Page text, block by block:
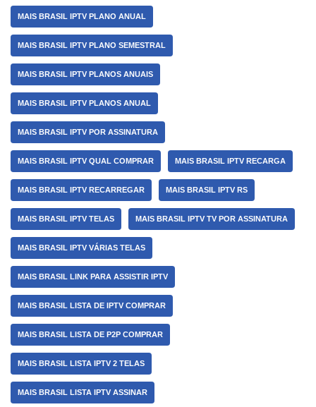
MAIS BRASIL IPTV PLANO ANUAL
MAIS BRASIL IPTV PLANO SEMESTRAL
MAIS BRASIL IPTV PLANOS ANUAIS
MAIS BRASIL IPTV PLANOS ANUAL
MAIS BRASIL IPTV POR ASSINATURA
MAIS BRASIL IPTV QUAL COMPRAR MAIS BRASIL IPTV RECARGA
MAIS BRASIL IPTV RECARREGAR MAIS BRASIL IPTV RS
MAIS BRASIL IPTV TELAS MAIS BRASIL IPTV TV POR ASSINATURA
MAIS BRASIL IPTV VÁRIAS TELAS
MAIS BRASIL LINK PARA ASSISTIR IPTV
MAIS BRASIL LISTA DE IPTV COMPRAR
MAIS BRASIL LISTA DE P2P COMPRAR
MAIS BRASIL LISTA IPTV 2 TELAS
MAIS BRASIL LISTA IPTV ASSINAR